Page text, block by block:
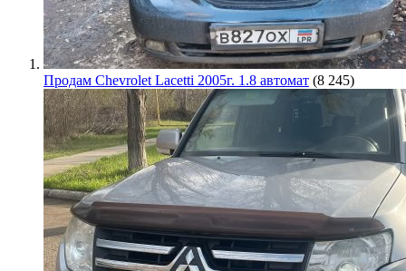
Продам Chevrolet Lacetti 2005г. 1.8 автомат (8 245)